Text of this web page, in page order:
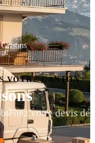
VOTRE CANTON
votre devis de